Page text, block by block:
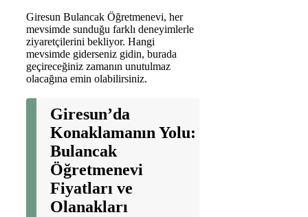
Giresun Bulancak Öğretmenevi, her
mevsimde sunduğu farklı deneyimlerle
ziyaretçilerini bekliyor. Hangi
mevsimde giderseniz gidin, burada
geçireceğiniz zamanın unutulmaz
olacağına emin olabilirsiniz.
Giresun’da
Konaklamanın Yolu:
Bulancak
Öğretmenevi
Fiyatları ve
Olanakları